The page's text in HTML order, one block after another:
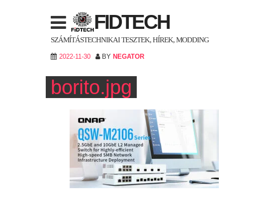
FIDTECH
SZÁMÍTÁSTECHNIKAI TESZTEK, HÍREK, MODDING
2022-11-30 BY NEGATOR
borito.jpg